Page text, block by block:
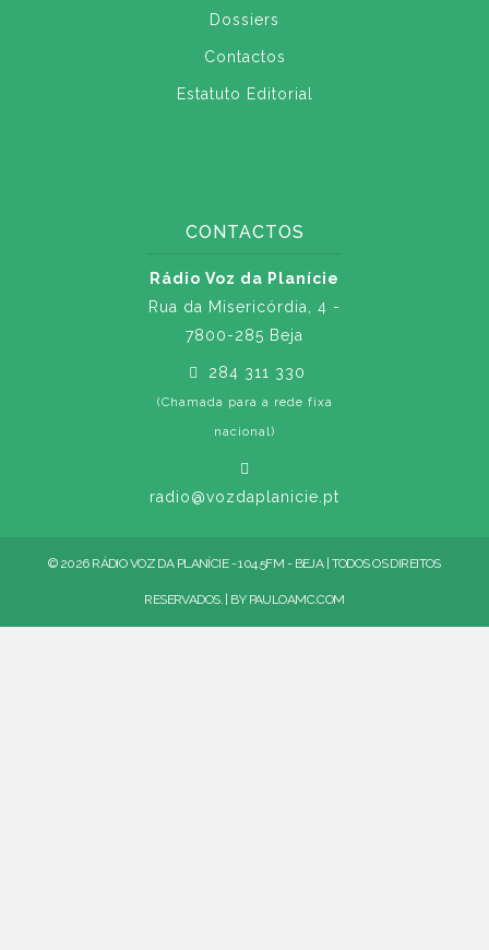
Dossiers
Contactos
Estatuto Editorial
CONTACTOS
Rádio Voz da Planície
Rua da Misericórdia, 4 -
7800-285 Beja
284 311 330
(Chamada para a rede fixa
nacional)
radio@vozdaplanicie.pt
© 2026 RÁDIO VOZ DA PLANÍCIE - 104.5FM - BEJA | TODOS OS DIREITOS
RESERVADOS. | BY PAULOAMC.COM